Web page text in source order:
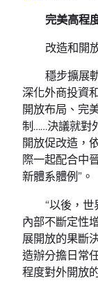
完美高程
改造和開
穩步擴展
深化外商投資
開放布局、完
制……決議就對
開放促改造，
際一起配合中
新體系體例”。
“以後，
內部不斷定性
展開放的果斷
造辦分擔日常
程度對外開放